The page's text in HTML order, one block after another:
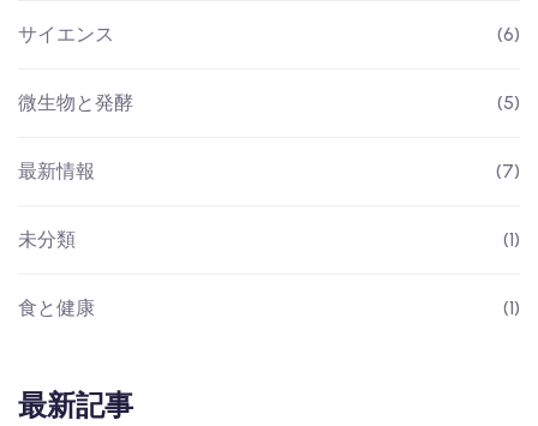
サイエンス (6)
微生物と発酵 (5)
最新情報 (7)
未分類 (1)
食と健康 (1)
最新記事